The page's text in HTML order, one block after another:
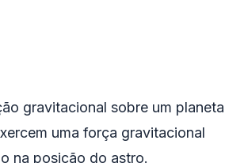
gravitacional sobre um
uma força gravitacional
na posição do astro.